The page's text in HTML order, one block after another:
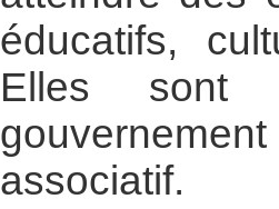
éducatifs,
Elles sont
associatif.